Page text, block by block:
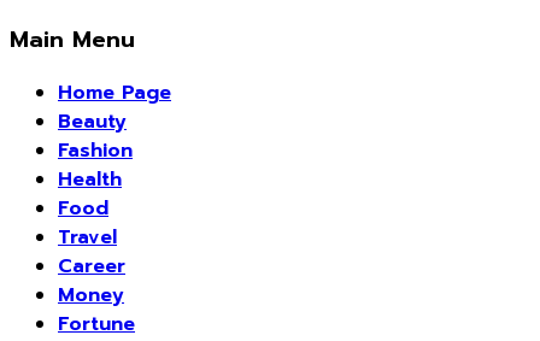
Main Menu
Home Page
Beauty
Fashion
Health
Food
Travel
Career
Money
Fortune